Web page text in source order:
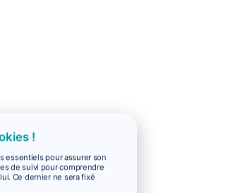
!
essentiels pour assurer son
de suivi pour comprendre
Ce dernier ne sera fixé